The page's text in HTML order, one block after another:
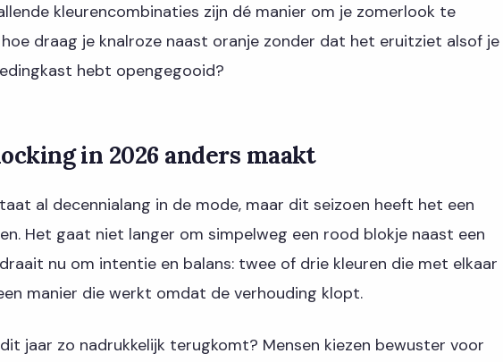
kleurencombinaties zijn dé manier om je zomerlook te
hoe draag je knalroze naast oranje zonder dat het eruitziet alsof je
hebt opengegooid?
in 2026 anders maakt
al decennialang in de mode, maar dit seizoen heeft het een
Het gaat niet langer om simpelweg een rood blokje naast een
nu om intentie en balans: twee of drie kleuren die met elkaar
manier die werkt omdat de verhouding klopt.
jaar zo nadrukkelijk terugkomt? Mensen kiezen bewuster voor